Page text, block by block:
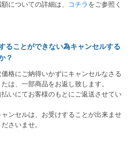
についての詳細は、
コチラ をご参照く
ることができない為キャンセルする
？
格にご納得いかずにキャンセルなさる
は、一部商品をお返し致します。
いにてお客様のもとにご返送させてい
ンセルは、お受けすることが出来ませ
さいませ。